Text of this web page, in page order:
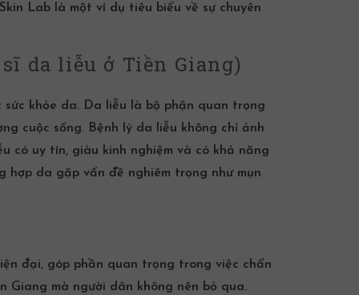
Lab là một ví dụ tiêu biểu về sự chuyên
da liễu ở Tiền Giang)
khỏe da. Da liễu là bộ phận quan trọng
cuộc sống. Bệnh lý da liễu không chỉ ảnh
có uy tín, giàu kinh nghiệm và có khả năng
hợp da gặp vấn đề nghiêm trọng như mụn
đại, góp phần quan trọng trong việc chẩn
mà người dân không nên bỏ qua.